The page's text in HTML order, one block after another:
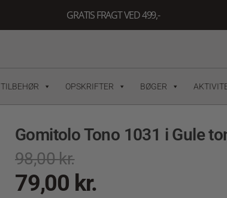
GRATIS FRAGT VED 499,-
TILBEHØR OPSKRIFTER BØGER
Gomitolo Tono 1031 i Gule
98,00kr.
79,00 kr.